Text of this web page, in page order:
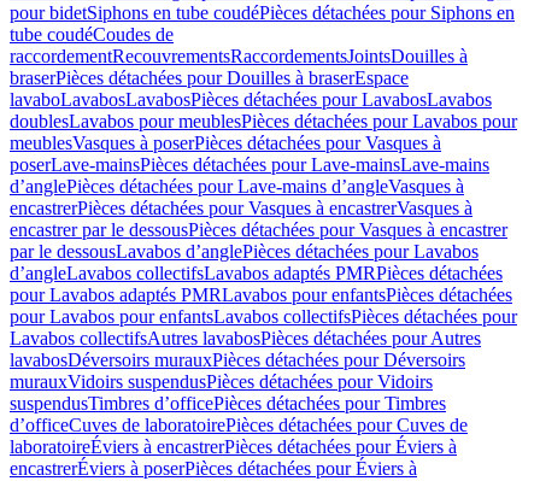
pour bidetSiphons en tube coudéPièces détachées pour Siphons en
tube coudéCoudes de
raccordementRecouvrementsRaccordementsJointsDouilles à
braserPièces détachées pour Douilles à braserEspace
lavaboLavabosLavabosPièces détachées pour LavabosLavabos
doublesLavabos pour meublesPièces détachées pour Lavabos pour
meublesVasques à poserPièces détachées pour Vasques à
poserLave-mainsPièces détachées pour Lave-mainsLave-mains
d’anglePièces détachées pour Lave-mains d’angleVasques à
encastrerPièces détachées pour Vasques à encastrerVasques à
encastrer par le dessousPièces détachées pour Vasques à encastrer
par le dessousLavabos d’anglePièces détachées pour Lavabos
d’angleLavabos collectifsLavabos adaptés PMRPièces détachées
pour Lavabos adaptés PMRLavabos pour enfantsPièces détachées
pour Lavabos pour enfantsLavabos collectifsPièces détachées pour
Lavabos collectifsAutres lavabosPièces détachées pour Autres
lavabosDéversoirs murauxPièces détachées pour Déversoirs
murauxVidoirs suspendusPièces détachées pour Vidoirs
suspendusTimbres dʼofficePièces détachées pour Timbres
dʼofficeCuves de laboratoirePièces détachées pour Cuves de
laboratoireÉviers à encastrerPièces détachées pour Éviers à
encastrerÉviers à poserPièces détachées pour Éviers à